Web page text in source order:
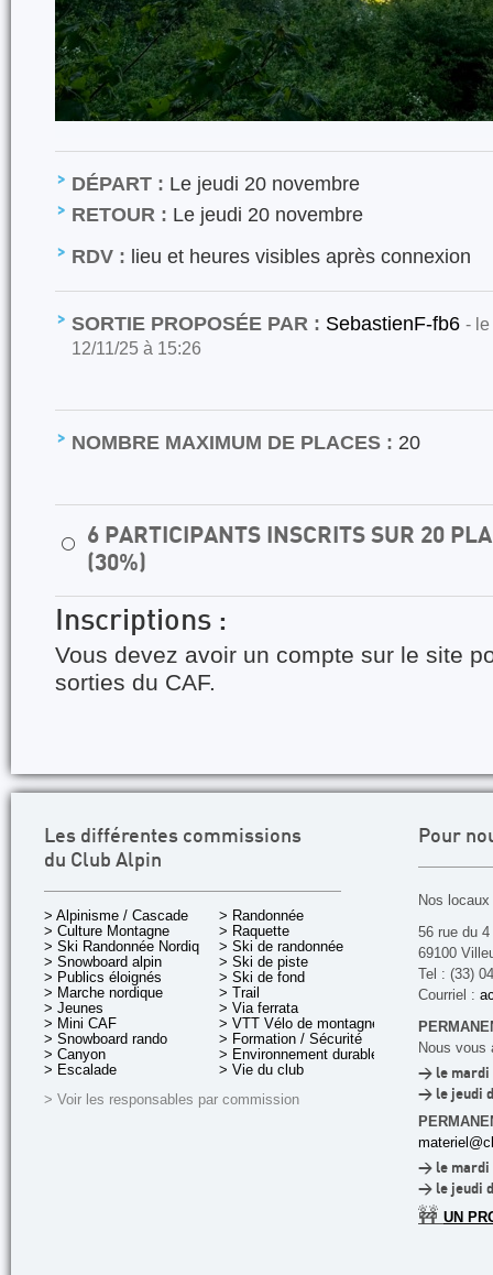
DÉPART : Le jeudi 20 novembre
RETOUR : Le jeudi 20 novembre
RDV : lieu et heures visibles après connexion
SORTIE PROPOSÉE PAR : SebastienF-fb6 -
12/11/25 à 15:26
NOMBRE MAXIMUM DE PLACES : 20
⚪
6 PARTICIPANTS INSCRITS SUR 20
(30%)
Inscriptions :
Vous devez avoir un compte sur le site
sorties du CAF.
Les différentes commissions
du Club Alpin
> Alpinisme / Cascade
> Culture Montagne
> Ski Randonnée Nordique
> Snowboard alpin
> Publics éloignés
> Marche nordique
> Jeunes
> Mini CAF
> Snowboard rando
> Canyon
> Escalade
> Randonnée
> Raquette
> Ski de randonnée
> Ski de piste
> Ski de fond
> Trail
> Via ferrata
> VTT Vélo de montagne
> Formation / Sécurité
> Environnement durable
> Vie du club
> Voir les responsables par commission
Pour
Nos
56 rue du
69100
Tel : (33)
Courriel :
Nous vous
> le mardi
> le jeudi
> le mardi
> le jeudi
🚧 UN